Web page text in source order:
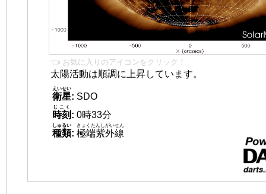
👈 お気に入りのアイコンをクリック！
太陽活動は順調に上昇しています。
衛星
えいせい
: SDO
時刻
じこく
: 0時33分
種類
しゅるい
: 極端紫外線
きょくたんしがいせん